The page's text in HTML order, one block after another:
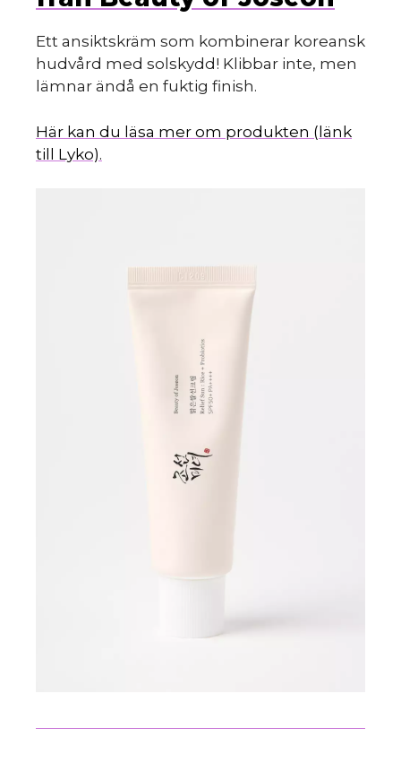
Ett ansiktskräm som kombinerar koreansk
hudvård med solskydd! Klibbar inte, men
lämnar ändå en fuktig finish.
Här kan du läsa mer om produkten (länk
till Lyko).